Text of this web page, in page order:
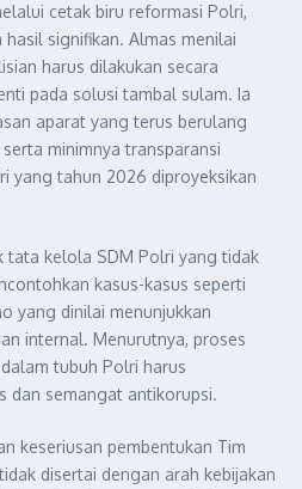
cetak biru reformasi Polri,
signifikan. Almas menilai
harus dilakukan secara
pada solusi tambal sulam. Ia
aparat yang terus berulang
minimnya transparansi
yang tahun 2026 diproyeksikan
tata kelola SDM Polri yang tidak
kasus-kasus seperti
yang dinilai menunjukkan
internal. Menurutnya, proses
tubuh Polri harus
dan semangat antikorupsi.
keseriusan pembentukan Tim
disertai dengan arah kebijakan